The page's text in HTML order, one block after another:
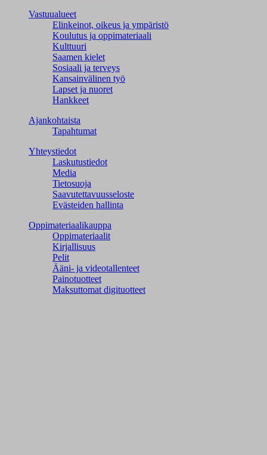
Vastuualueet
Elinkeinot, oikeus ja ympäristö
Koulutus ja oppimateriaali
Kulttuuri
Saamen kielet
Sosiaali ja terveys
Kansainvälinen työ
Lapset ja nuoret
Hankkeet
Ajankohtaista
Tapahtumat
Yhteystiedot
Laskutustiedot
Media
Tietosuoja
Saavutettavuusseloste
Evästeiden hallinta
Oppimateriaalikauppa
Oppimateriaalit
Kirjallisuus
Pelit
Ääni- ja videotallenteet
Painotuotteet
Maksuttomat digituotteet